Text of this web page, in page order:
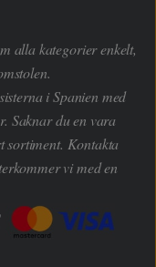
alla kategorier enkelt,
i Spanien med
Saknar du en vara
sortiment. Kontakta
vi med en